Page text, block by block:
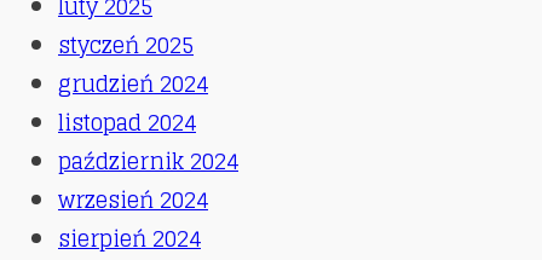
styczeń 2025
grudzień 2024
listopad 2024
październik 2024
wrzesień 2024
sierpień 2024